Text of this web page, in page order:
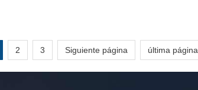
2 3 Siguiente página última página